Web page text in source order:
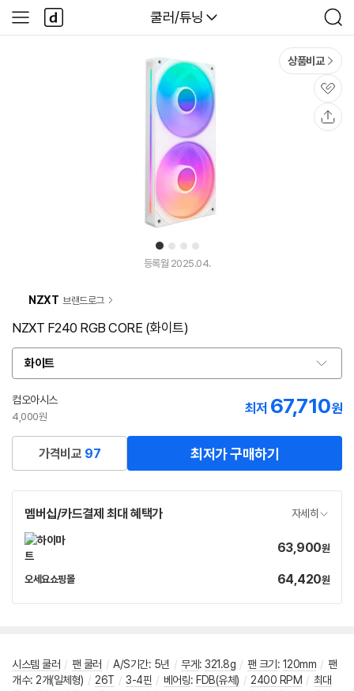
다나와
쿨러/튜닝
검
색
사
이
다
나
와
1 2 3 4
상품비교
관
심
등록월 2025.04.
NZXT 브랜드로그
NZXT F240 RGB CORE (화이트)
화이트
옵
션
선
택
컴오아시스
4,000원
최저 67,710원
가격비교 97 최저가 구매하기
멤버십/카드결제 최대 혜택가 자세히
가
63,900원
오세요쇼핑몰네
가
64,420원
시스템 쿨러 / 팬 쿨러 / A/S기간: 5년 / 무게 : 321.8g / 팬 크기 : 120mm / 팬
개수: 2개(일체형) / 26T / 3-4핀 / 베어링: FDB(유체) / 2400 RPM / 최대